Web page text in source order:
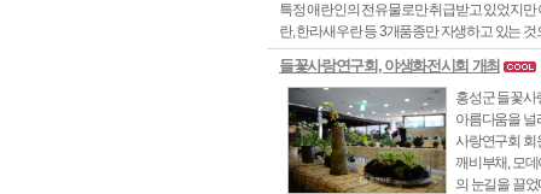
특정 애란인의 전유물로만 취급받고 있었지
란, 한라새우란 등 3개품종만 자생하고 있는 것
들꽃사랑연구회, 야생화전시회 개최
홍성군 들꽃사
아름다움을 널
사랑연구회 회
깨비부채, 모
의 눈길을 끌